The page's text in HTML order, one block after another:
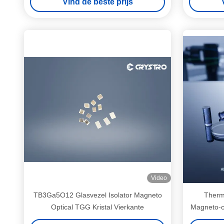
Vind de beste prijs
Video
TB3Ga5O12 Glasvezel Isolator Magneto
Optical TGG Kristal Vierkante
Magneto-
onder